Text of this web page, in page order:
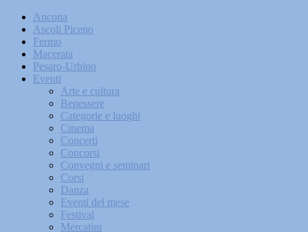
Ancona
Ascoli Piceno
Fermo
Macerata
Pesaro-Urbino
Eventi
Arte e cultura
Benessere
Categorie e luoghi
Cinema
Concerti
Concorsi
Convegni e seminari
Corsi
Danza
Eventi del mese
Festival
Mercatini